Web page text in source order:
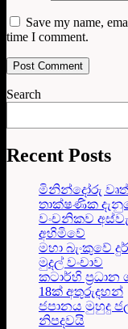
Save my name,
time I comment.
Search
Recent Posts
මිනින්දෝරු
තාක්ෂණික
වංචනිකව
අහිමිවේ
මහා බැංකුවේ
මුදල් වංචාව
කටාර්හි
18ක් අතුරුදහන්
ජපානය මුහුදු
නිපදවයි